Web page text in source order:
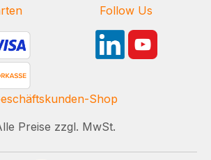
Follow Us
Shop
Preise zzgl. MwSt.